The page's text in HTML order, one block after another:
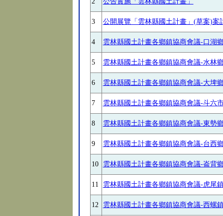
3 公開展覽「雲林縣國土計畫」(草案)
4 雲林縣國土計畫各鄉鎮協商會議-口湖
5 雲林縣國土計畫各鄉鎮協商會議-水林
6 雲林縣國土計畫各鄉鎮協商會議-大埤
7 雲林縣國土計畫各鄉鎮協商會議-斗六
8 雲林縣國土計畫各鄉鎮協商會議-東勢
9 雲林縣國土計畫各鄉鎮協商會議-台西
10 雲林縣國土計畫各鄉鎮協商會議-崙背
11 雲林縣國土計畫各鄉鎮協商會議-虎尾
12 雲林縣國土計畫各鄉鎮協商會議-西螺